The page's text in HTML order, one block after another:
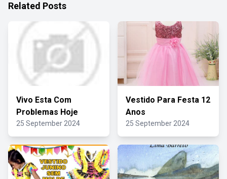
Related Posts
Vivo Esta Com
Problemas Hoje
25 September 2024
Vestido Para Festa 12
Anos
25 September 2024